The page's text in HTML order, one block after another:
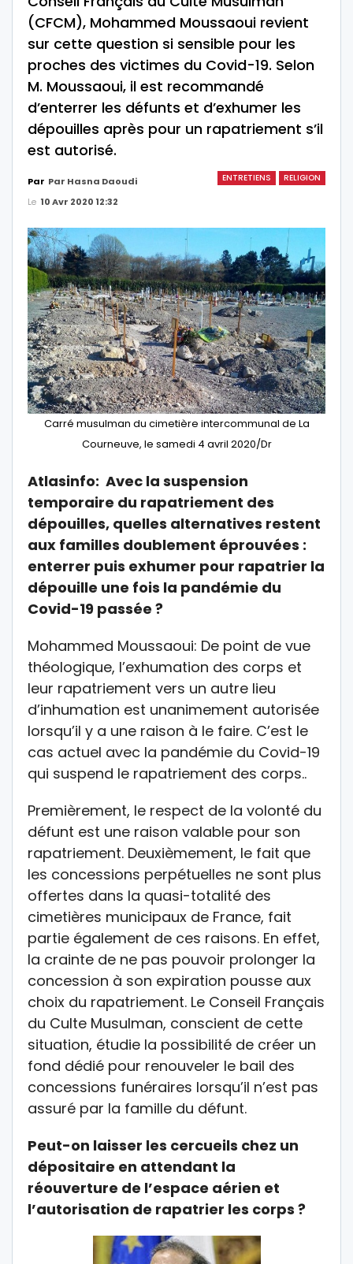
(CFCM), Mohammed Moussaoui revient
sur cette question si sensible pour les
proches des victimes du Covid-19. Selon
M. Moussaoui, il est recommandé
d’enterrer les défunts et d’exhumer les
dépouilles après pour un rapatriement s’il
est autorisé.
ENTRETIENS RELIGION
Par Par Hasna Daoudi
Le 10 Avr 2020 12:32
Carré musulman du cimetière intercommunal de La
Courneuve, le samedi 4 avril 2020/Dr
Atlasinfo: Avec la suspension
temporaire du rapatriement des
dépouilles, quelles alternatives restent
aux familles doublement éprouvées :
enterrer puis exhumer pour rapatrier la
dépouille une fois la pandémie du
Covid-19 passée ?
Mohammed Moussaoui: De point de vue
théologique, l’exhumation des corps et
leur rapatriement vers un autre lieu
d’inhumation est unanimement autorisée
lorsqu’il y a une raison à le faire. C’est le
cas actuel avec la pandémie du Covid-19
qui suspend le rapatriement des corps..
Premièrement, le respect de la volonté du
défunt est une raison valable pour son
rapatriement. Deuxièmement, le fait que
les concessions perpétuelles ne sont plus
offertes dans la quasi-totalité des
cimetières municipaux de France, fait
partie également de ces raisons. En effet,
la crainte de ne pas pouvoir prolonger la
concession à son expiration pousse aux
choix du rapatriement. Le Conseil Français
du Culte Musulman, conscient de cette
situation, étudie la possibilité de créer un
fond dédié pour renouveler le bail des
concessions funéraires lorsqu’il n’est pas
assuré par la famille du défunt.
Peut-on laisser les cercueils chez un
dépositaire en attendant la
réouverture de l’espace aérien et
l’autorisation de rapatrier les corps ?